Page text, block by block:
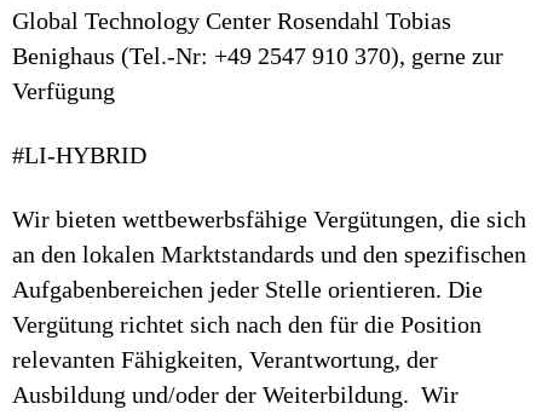
Global Technology Center Rosendahl Tobias
Benighaus (Tel.-Nr: +49 2547 910 370), gerne zur
Verfügung
#LI-HYBRID
Wir bieten wettbewerbsfähige Vergütungen, die sich
an den lokalen Marktstandards und den spezifischen
Aufgabenbereichen jeder Stelle orientieren. Die
Vergütung richtet sich nach den für die Position
relevanten Fähigkeiten, Verantwortung, der
Ausbildung und/oder der Weiterbildung. Wir